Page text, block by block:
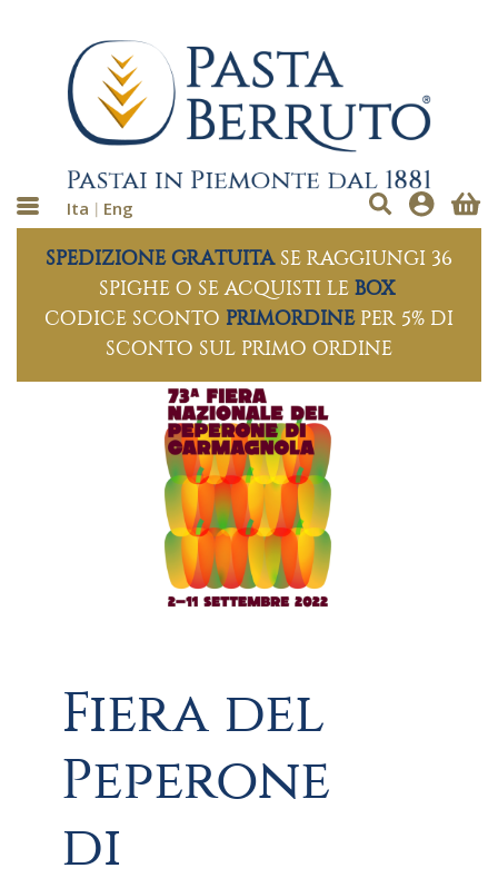
Ita Eng
SPEDIZIONE GRATUITA SE RAGGIUNGI 36
SPIGHE O SE ACQUISTI LE BOX
CODICE SCONTO PRIMORDINE PER 5% DI
SCONTO SUL PRIMO ORDINE
Fiera del
Peperone
di